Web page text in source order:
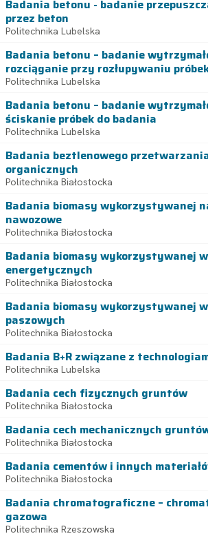
Badania betonu - badanie
przez beton
Politechnika Lubelska
Badania betonu – badanie
rozciąganie przy rozłupywaniu
Politechnika Lubelska
Badania betonu – badanie
ściskanie próbek do badania
Politechnika Lubelska
Badania beztlenowego
organicznych
Politechnika Białostocka
Badania biomasy wykorzystywanej
nawozowe
Politechnika Białostocka
Badania biomasy wykorzystywanej
energetycznych
Politechnika Białostocka
Badania biomasy wykorzystywanej
paszowych
Politechnika Białostocka
Badania B+R związane z
Politechnika Lubelska
Badania cech fizycznych gruntów
Politechnika Białostocka
Badania cech mechanicznych
Politechnika Białostocka
Badania cementów i innych
Politechnika Białostocka
Badania chromatograficzne –
gazowa
Politechnika Rzeszowska